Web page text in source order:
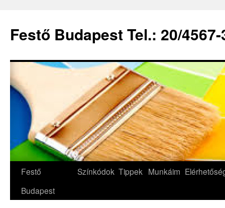
Festő Budapest Tel.: 20/
Festő
Budapest
Színkódok Tippek Munkáim